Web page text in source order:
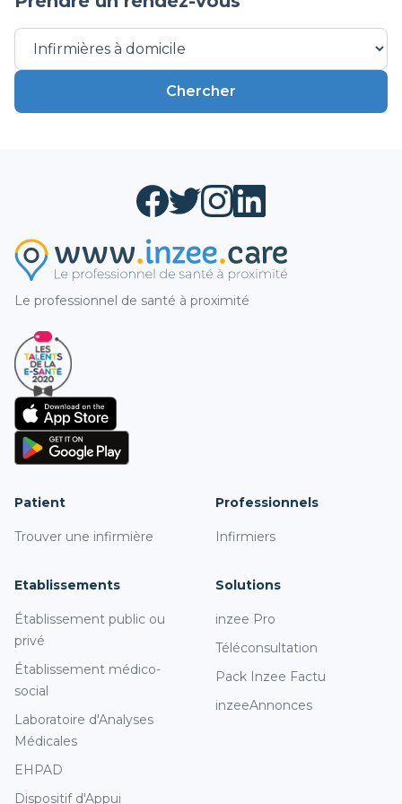
Intervention Monka
Chercher
Le professionnel de santé à proximité
Patient
Trouver une infirmière
Professionnels
Infirmiers
Etablissements
Établissement public ou
privé
Établissement médico-
social
Laboratoire d'Analyses
Médicales
EHPAD
Dispositif d'Appui
Solutions
inzee Pro
Téléconsultation
Pack Inzee Factu
inzeeAnnonces